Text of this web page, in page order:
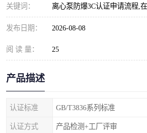
关键词： 离心泵防爆3C认证申请流程,
发布日期： 2026-08-08
阅 读 量： 25
产品描述
认证标准 GB/T3836系列标准
认证方式 产品检测+工厂评审